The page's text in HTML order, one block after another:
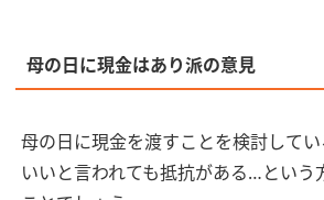
母の日に現金はあり派の意見
母の日に現金を渡すことを検討して
いいと言われても抵抗がある…という